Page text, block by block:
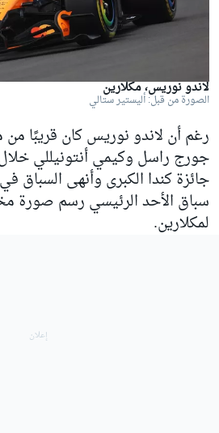
لاندو نوريس، مكلارين
الصورة من قبل: أليستير ستالي
رغم أن لاندو نوريس كان قريبًا
جورج راسل وكيمي أنتونيللي
جائزة كندا الكبرى وأنهى السباق
سباق الأحد الرئيسي رسم صورة
لمكلارين.